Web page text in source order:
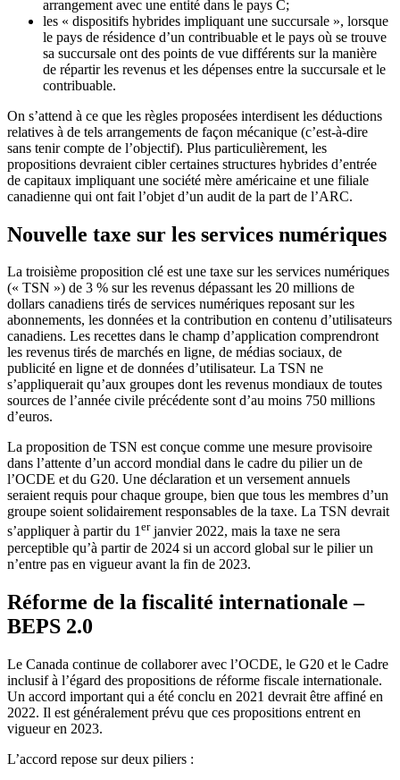
arrangement avec une entité dans le pays C;
les « dispositifs hybrides impliquant une succursale », lorsque
le pays de résidence d’un contribuable et le pays où se trouve
sa succursale ont des points de vue différents sur la manière
de répartir les revenus et les dépenses entre la succursale et le
contribuable.
On s’attend à ce que les règles proposées interdisent les déductions
relatives à de tels arrangements de façon mécanique (c’est-à-dire
sans tenir compte de l’objectif). Plus particulièrement, les
propositions devraient cibler certaines structures hybrides d’entrée
de capitaux impliquant une société mère américaine et une filiale
canadienne qui ont fait l’objet d’un audit de la part de l’ARC.
Nouvelle taxe sur les services numériques
La troisième proposition clé est une taxe sur les services numériques
(« TSN ») de 3 % sur les revenus dépassant les 20 millions de
dollars canadiens tirés de services numériques reposant sur les
abonnements, les données et la contribution en contenu d’utilisateurs
canadiens. Les recettes dans le champ d’application comprendront
les revenus tirés de marchés en ligne, de médias sociaux, de
publicité en ligne et de données d’utilisateur. La TSN ne
s’appliquerait qu’aux groupes dont les revenus mondiaux de toutes
sources de l’année civile précédente sont d’au moins 750 millions
d’euros.
La proposition de TSN est conçue comme une mesure provisoire
dans l’attente d’un accord mondial dans le cadre du pilier un de
l’OCDE et du G20. Une déclaration et un versement annuels
seraient requis pour chaque groupe, bien que tous les membres d’un
groupe soient solidairement responsables de la taxe. La TSN devrait
s’appliquer à partir du 1erjanvier 2022, mais la taxe ne sera
perceptible qu’à partir de 2024 si un accord global sur le pilier un
n’entre pas en vigueur avant la fin de 2023.
Réforme de la fiscalité internationale –
BEPS 2.0
Le Canada continue de collaborer avec l’OCDE, le G20 et le Cadre
inclusif à l’égard des propositions de réforme fiscale internationale.
Un accord important qui a été conclu en 2021 devrait être affiné en
2022. Il est généralement prévu que ces propositions entrent en
vigueur en 2023.
L’accord repose sur deux piliers :